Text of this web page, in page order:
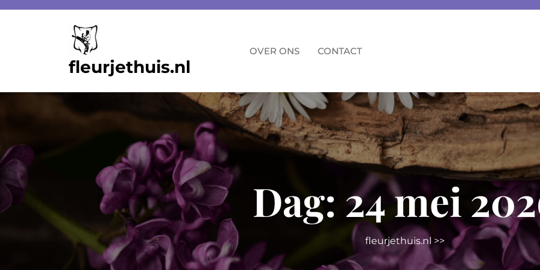
fleurjethuis.nl
OVER ONS CONTACT
Dag: 24 mei
fleurjethuis.nl >>